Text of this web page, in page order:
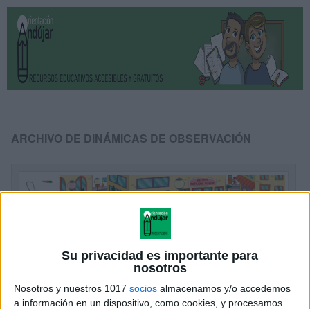
Su privacidad es importante para
nosotros
Nosotros y nuestros 1017 socios almacenamos y/o accedemos
a información en un dispositivo, como cookies, y procesamos
ARCHIVO DE DINÁMICAS DE OBSERVACIÓN